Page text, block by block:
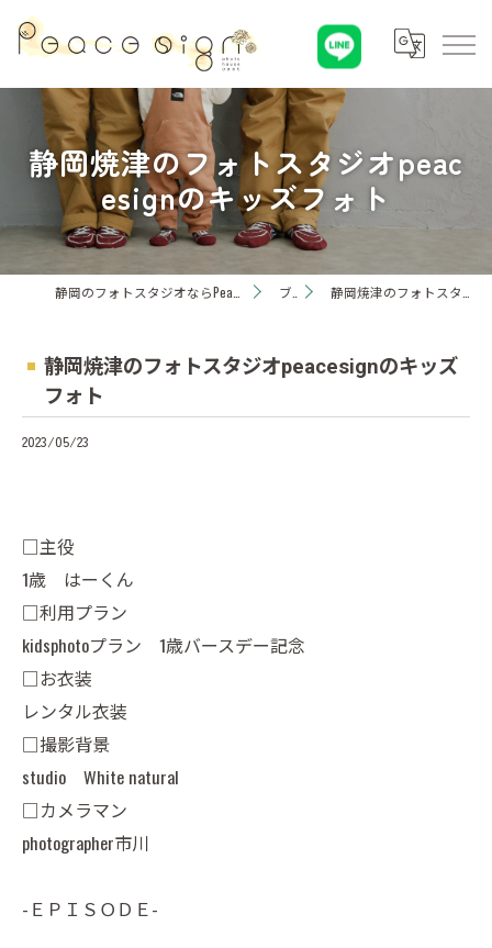
静岡焼津のフォトスタジオpeac
esignのキッズフォト
ブログ 静岡焼津のフォトスタジオpeacesignのキッズフォト
静岡焼津のフォトスタジオpeacesignのキッズ
フォト
2023/05/23
□主役
1歳 はーくん
□利用プラン
kidsphotoプラン 1歳バースデー記念
□お衣装
レンタル衣装
□撮影背景
studio White natural
□カメラマン
photographer市川
-ＥＰＩＳＯＤＥ-